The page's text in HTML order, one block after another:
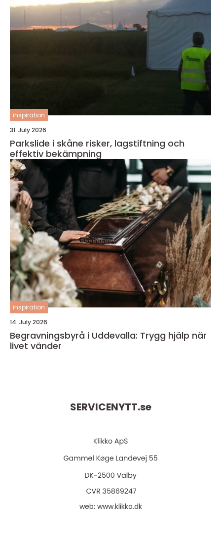
inspiration
31. July 2026
Parkslide i skåne risker, lagstiftning och
effektiv bekämpning
inspiration
14. July 2026
Begravningsbyrå i Uddevalla: Trygg hjälp när
livet vänder
SERVICENYTT.se
web: www.klikko.dk